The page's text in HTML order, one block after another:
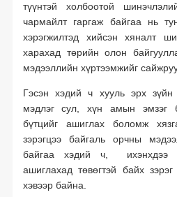
түүнтэй холбоотой
чармайлт гаргаж байгаа нь
хэрэгжилтэд хийсэн хяналт
харахад төрийн олон
мэдээллийн хүртээмжийг
Гэсэн хэдий ч хууль эрх
мэдлэг сул, хүн амын эмзэг
бүтцийг ашиглах боломж
зэрэгцээ байгаль орчны
байгаа хэдий ч, ихэнхдээ
ашиглахад төвөгтэй байх
хэвээр байна.